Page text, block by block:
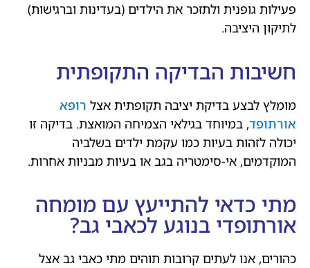
פעילות גופנית ולתזכר את הילדים (בעדינות וברגישות)
לתיקון היציבה.
חשיבות הבדיקה התקופתית
מומלץ לבצע בדיקת יציבה תקופתית אצל רופא
אורתופד, במיוחד בגילאי הצמיחה המואצת. בדיקה זו
יכולה לזהות בעיות כמו עקמת ילדים בשלביה
המוקדמים, אי-סימטריה בגב או בעיות מבניות אחרות.
מתי כדאי להתייעץ עם מומחה
אורתופדי בנוגע לכאבי גב?
כהורים, אנו לעתים קרובות תוהים מתי כאבי גב אצל